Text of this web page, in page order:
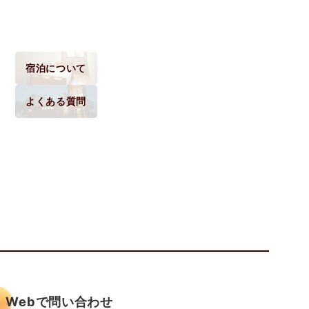
宿泊について
よくある質問
Webで問い合わせ